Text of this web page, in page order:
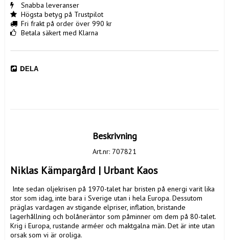
Snabba leveranser
Högsta betyg på Trustpilot
Fri frakt på order över 990 kr
Betala säkert med Klarna
DELA
Beskrivning
Art.nr: 707821
Niklas Kämpargård | Urbant Kaos
stor som idag, inte bara i Sverige utan i hela Europa. Dessutom
präglas vardagen av stigande elpriser, inflation, bristande
lagerhållning och bolåneräntor som påminner om dem på 80-talet.
Krig i Europa, rustande arméer och maktgalna män. Det är inte utan
orsak som vi är oroliga.